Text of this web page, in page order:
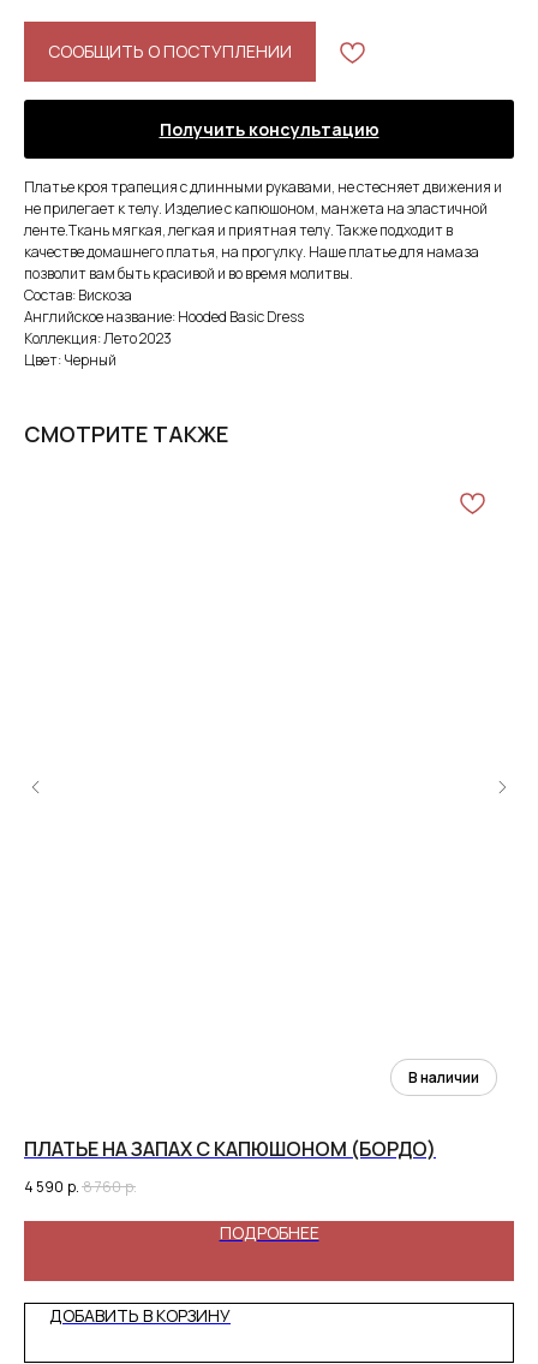
СООБЩИТЬ О ПОСТУПЛЕНИИ
Получить консультацию
Платье кроя трапеция с длинными рукавами, не стесняет движения и
не прилегает к телу. Изделие с капюшоном, манжета на эластичной
ленте.Ткань мягкая, легкая и приятная телу. Также подходит в
качестве домашнего платья, на прогулку. Наше платье для намаза
позволит вам быть красивой и во время молитвы.
Состав: Вискоза
Английское название: Hooded Basic Dress
Коллекция: Лето 2023
Цвет: Черный
СМОТРИТЕ ТАКЖЕ
ПЛАТЬЕ НА ЗАПАХ С КАПЮШОНОМ (БОРДО)
4 590 р. 8 760р.
ПОДРОБНЕЕ
ДОБАВИТЬ В КОРЗИНУ